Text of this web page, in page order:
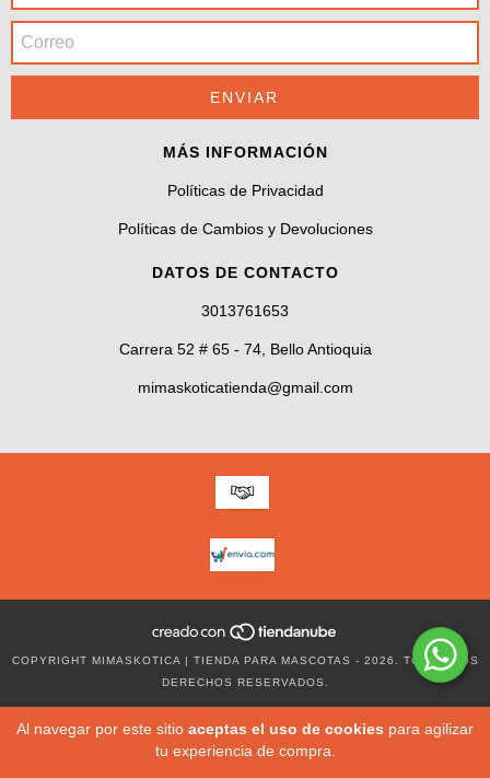
Al navegar por este sitio aceptas el uso de cookies para agilizar
tu experiencia de compra.
MÁS INFORMACIÓN
Políticas de Privacidad
Políticas de Cambios y Devoluciones
DATOS DE CONTACTO
3013761653
Carrera 52 # 65 - 74, Bello Antioquia
mimaskoticatienda@gmail.com
COPYRIGHT MIMASKOTICA | TIENDA PARA MASCOTAS - 2026. TODOS LOS
DERECHOS RESERVADOS.